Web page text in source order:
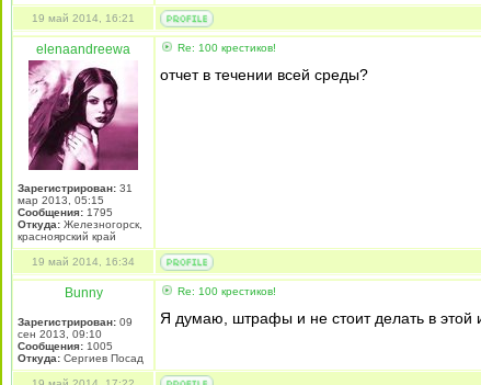
19 май 2014, 16:21
elenaandreewa
Зарегистрирован: 31
мар 2013, 05:15
Сообщения: 1795
Откуда: Железногорск,
красноярский край
Re: 100 крестиков!
отчет в течении всей среды?
19 май 2014, 16:34
Bunny
Зарегистрирован: 09
сен 2013, 09:10
Сообщения: 1005
Откуда: Сергиев Посад
Re: 100 крестиков!
Я думаю, штрафы и не стоит делать в этой